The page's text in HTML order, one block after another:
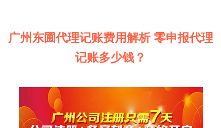
广州东圃代理记账费用解析 零申报代理
记账多少钱？